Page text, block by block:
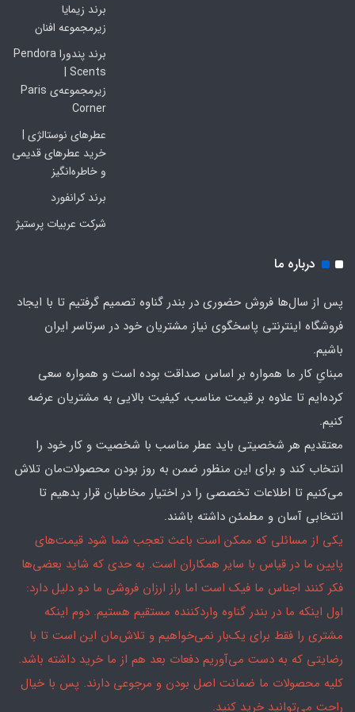
برند زیمایا
زیرمجموعه افنان
برند پندورا Pendora
Scents |
زیرمجموعه‌ی Paris
Corner
عطرهای نوستالژی |
خرید عطرهای قدیمی
و خاطره‌انگیز
برند کرانفورد
شرکت عربیات پرستیژ
درباره ما
پس از سال‌ها فروش حضوری در بندر گناوه تصمیم گرفتیم تا با ایجاد
فروشگاه اینترنتی پاسخگوی نیاز مشتریان خود در سرتاسر ایران
باشیم.
مبنایِ کار ما همواره بر اساس صداقت بوده است و همواره سعی
کرده‌ایم تا علاوه بر قیمت مناسب، کیفیت بالایی به مشتریان عرضه
کنیم.
معتقدیم هر شخصیتی باید عطر مناسب با شخصیت و کار خود را
انتخاب کند و برای این منظور ضمن به روز بودن محصولات‌مان تلاش
می‌کنیم تا اطلاعات تخصصی را در اختیار مخاطبان قرار بدهیم تا
انتخابی آسان و مطمئن داشته باشند.
یکی از مسائلی که ممکن است باعث تعجب شما شود قیمت‌های
پایین ما در قیاس با سایر همکاران است. به حدی که شاید بعضی‌ها
فکر کنند اجناس ما فیک است اما راز ارزان فروشی ما دو دلیل دارد:
اول اینکه ما در بندر گناوه واردکننده مستقیم هستیم. دوم اینکه
مشتری را فقط برای یک‌بار نمی‌خواهیم و تلاش‌مان این است تا با
رضایتی که به دست می‌آوریم دفعات بعد هم از ما خرید داشته باشد.
کلیه محصولات ما ضمانت اصل بودن و مرجوعی دارند. پس با خیال
راحت می‌توانید خرید کنید.